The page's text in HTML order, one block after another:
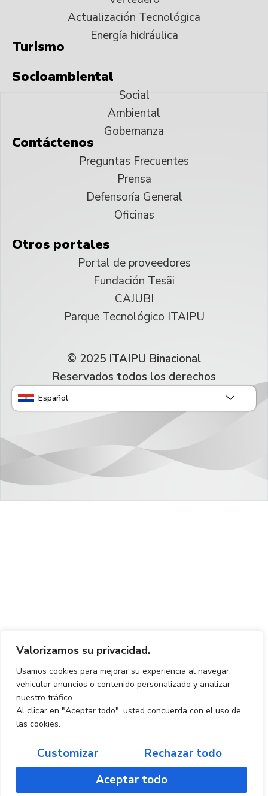
Valorizamos su privacidad.
Usamos cookies para mejorar su experiencia al navegar,
vehicular anuncios o contenido personalizado y analizar
nuestro tráfico.
Al clicar en "Aceptar todo", usted concuerda con el uso de
las cookies.
Customizar
Rechazar todo
Aceptar todo
Actualización Tecnológica
Energía hidráulica
Turismo
Socioambiental
Social
Ambiental
Gobernanza
Contáctenos
Preguntas Frecuentes
Prensa
Defensoría General
Oficinas
Otros portales
Portal de proveedores
Fundación Tesãi
CAJUBI
Parque Tecnológico ITAIPU
© 2025 ITAIPU Binacional
Reservados todos los derechos
Español